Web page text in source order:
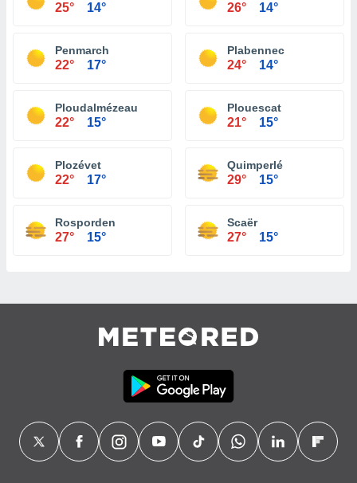
25° 14° 26° 14°
Penmarch
22° 17°
Plabennec
24° 14°
Ploudalmézeau
22° 15°
Plouescat
21° 15°
Plozévet
22° 17°
Quimperlé
29° 15°
Rosporden
27° 15°
Scaër
27° 15°